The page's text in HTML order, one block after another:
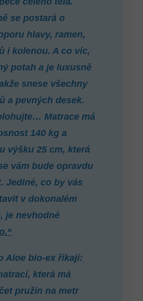
se postará o
hlavy, ramen,
i kolenou. A co víc,
potah a je luxusně
snese všechny
a pevných desek.
Matrace má
140 kg a
výšku 25 cm, která
vám bude opravdu
Jediné, co by vás
v dokonalém
je nevhodné
Aloe bio-ex říkají:
která má
pružin na metr